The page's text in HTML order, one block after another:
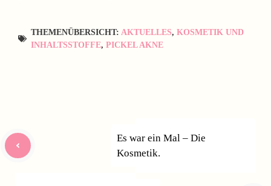
THEMENÜBERSICHT: AKTUELLES, KOSMETIK UND
INHALTSSTOFFE, PICKEL AKNE
Es war ein Mal – Die
Kosmetik.